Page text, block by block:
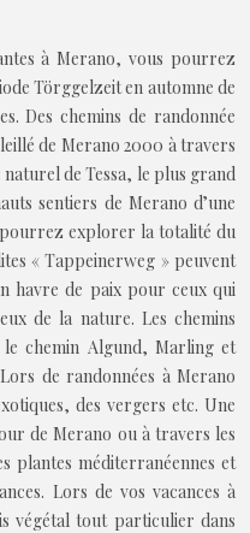
à Merano, vous pourrez
Törggelzeit en automne de
Des chemins de randonnée
de Merano 2000 à travers
de Tessa, le plus grand
sentiers de Merano d’une
explorer la totalité du
« Tappeinerweg » peuvent
havre de paix pour ceux qui
de la nature. Les chemins
chemin Algund, Marling et
de randonnées à Merano
des vergers etc. Une
de Merano ou à travers les
plantes méditerranéennes et
Lors de vos vacances à
végétal tout particulier dans